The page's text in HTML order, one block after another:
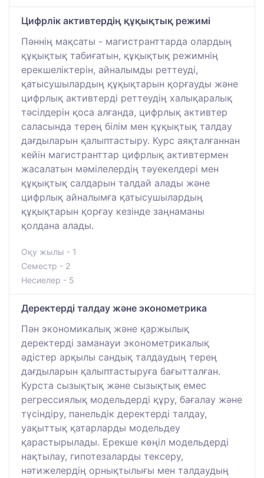
Цифрлік активтердің құқықтық режимі
Пәннің мақсаты - магистранттарда олардың
құқықтық табиғатын, құқықтық режимнің
ерекшеліктерін, айналымды реттеуді,
қатысушылардың құқықтарын қорғауды және
цифрлық активтерді реттеудің халықаралық
тәсілдерін қоса алғанда, цифрлық активтер
саласында терең білім мен құқықтық талдау
дағдыларын қалыптастыру. Курс аяқталғаннан
кейін магистранттар цифрлық активтермен
жасалатын мәмілелердің тәуекелдері мен
құқықтық салдарын талдай алады және
цифрлық айналымға қатысушылардың
құқықтарын қорғау кезінде заңнаманы
қолдана алады.
Оқу жылы - 1
Семестр - 2
Несиелер - 5
Деректерді талдау және эконометрика
Пән экономикалық және қаржылық
деректерді заманауи эконометрикалық
әдістер арқылы сандық талдаудың терең
дағдыларын қалыптастыруға бағытталған.
Курста сызықтық және сызықтық емес
регрессиялық модельдерді құру, бағалау және
түсіндіру, панельдік деректерді талдау,
уақыттық қатарларды модельдеу
қарастырылады. Ерекше көңіл модельдерді
нақтылау, гипотезаларды тексеру,
нәтижелердің орнықтылығы мен талдаудың